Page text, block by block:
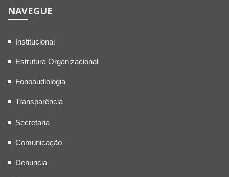
NAVEGUE
Institucional
Estrutura Organizacional
Fonoaudiologia
Transparência
Secretaria
Comunicação
Denuncia